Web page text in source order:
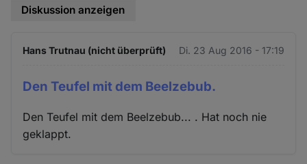
Diskussion anzeigen
Hans Trutnau (nicht überprüft) Di. 23 Aug 2016 - 17:19
Den Teufel mit dem Beelzebub.
Den Teufel mit dem Beelzebub... . Hat noch nie
geklappt.